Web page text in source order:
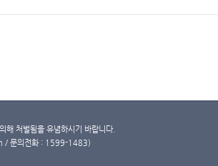
해 처벌됨을 유념하시기 바랍니다.
/ 문의전화 : 1599-1483)